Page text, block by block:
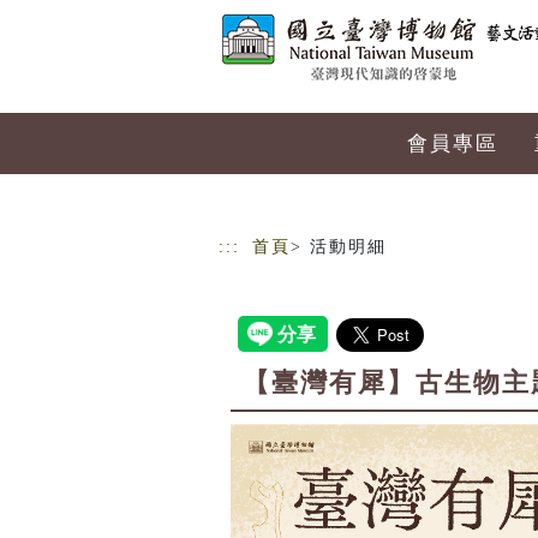
會員專區
::: 首頁 > 活動明細
【臺灣有犀】古生物